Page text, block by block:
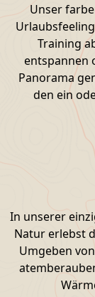
Unser
Training
entspannen
Panorama
den ein
In unserer
Natur erlebst
Umgeben